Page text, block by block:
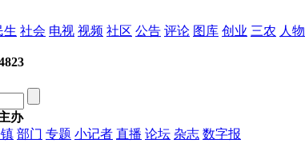
生 社会 电视 视频 社区 公告 评论 图库 创业 三农 人物
办
部门 专题 小记者 直播 论坛 杂志 数字报